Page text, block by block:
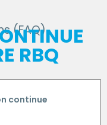
(FAQ)
RBQ
continue